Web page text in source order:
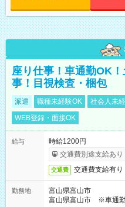
座り仕事！車通勤OK
事！目視検査・梱包
派遣 職種未経験OK 社会人未
WEB登録・面接OK
給与
時給1200円
交通費別途支給あり
交通費 交通費支給有り
勤務地
富山県富山市
富山県富山市 ※車通勤